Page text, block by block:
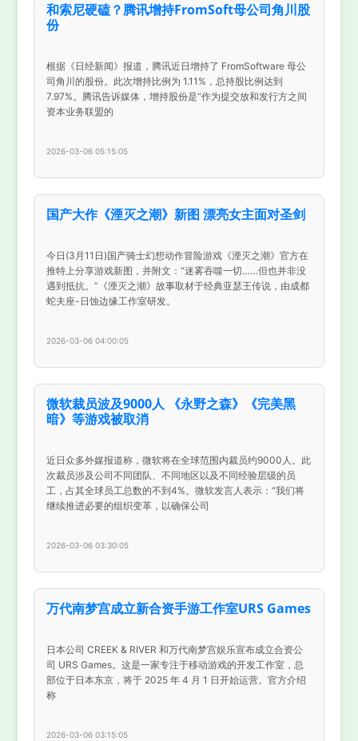
和索尼硬磕？腾讯增持FromSoft母公司角川股
份
根据《日经新闻》报道，腾讯近日增持了 FromSoftware 母公
司角川的股份。此次增持比例为 1.11%，总持股比例达到
7.97%。腾讯告诉媒体，增持股份是“作为提交放和发行方之间
资本业务联盟的
2026-03-06 05:15:05
国产大作《湮灭之潮》新图 漂亮女主面对圣剑
今日(3月11日)国产骑士幻想动作冒险游戏《湮灭之潮》官方在
推特上分享游戏新图，并附文：“迷雾吞噬一切……但也并非没
遇到抵抗。”《湮灭之潮》故事取材于经典亚瑟王传说，由成都
蛇夫座-日蚀边缘工作室研发。
2026-03-06 04:00:05
微软裁员波及9000人 《永野之森》《完美黑
暗》等游戏被取消
近日众多外媒报道称，微软将在全球范围内裁员约9000人。此
次裁员涉及公司不同团队、不同地区以及不同经验层级的员
工，占其全球员工总数的不到4%。微软发言人表示：“我们将
继续推进必要的组织变革，以确保公司
2026-03-06 03:30:05
万代南梦宫成立新合资手游工作室URS Games
日本公司 CREEK & RIVER 和万代南梦宫娱乐宣布成立合资公
司 URS Games。这是一家专注于移动游戏的开发工作室，总
部位于日本东京，将于 2025 年 4 月 1 日开始运营。官方介绍
称
2026-03-06 03:15:05